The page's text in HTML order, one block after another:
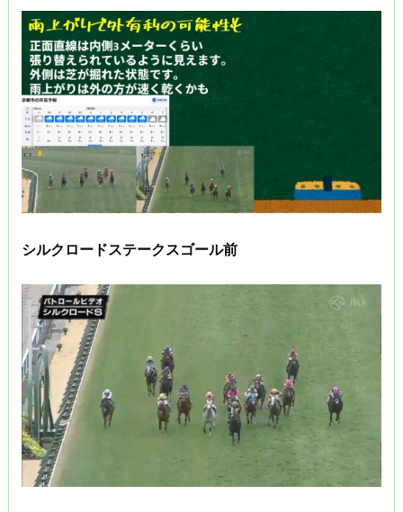
シルクロードステークスゴール前